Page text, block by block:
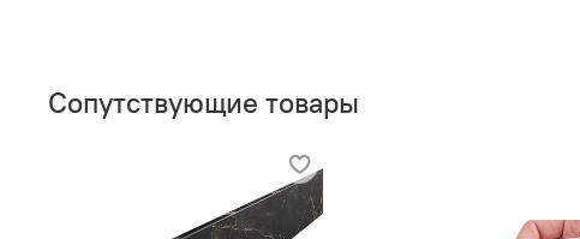
Сопутствующие товары